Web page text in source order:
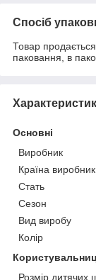
Спосіб
Товар
паковання, в
Основні
Виробник
Країна виробник
Стать
Сезон
Вид виробу
Колір
Розмір дитячих